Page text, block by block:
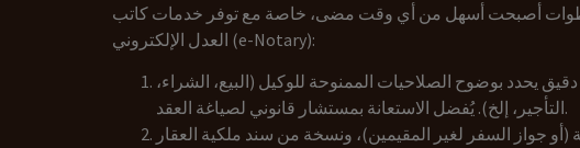
أصبحت أسهل من أي وقت مضى، خاصة مع توفر خدمات كاتب
العدل الإلكتروني (e-Notary):
يحدد بوضوح الصلاحيات الممنوحة للوكيل (البيع، الشراء،
التأجير، إلخ). يُفضل الاستعانة بمستشار قانوني لصياغة العقد.
(أو جواز السفر لغير المقيمين)، ونسخة من سند ملكية العقار